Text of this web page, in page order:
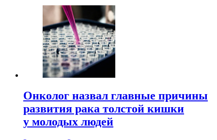
Онколог назвал главные причины
развития рака толстой кишки
у молодых людей